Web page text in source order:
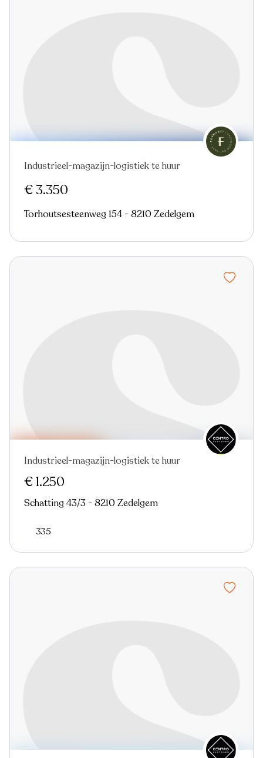
Industrieel-magazijn-logistiek te huur
€ 3.350
Torhoutsesteenweg 154 - 8210 Zedelgem
Industrieel-magazijn-logistiek te huur
€ 1.250
Schatting 43/3 - 8210 Zedelgem
335